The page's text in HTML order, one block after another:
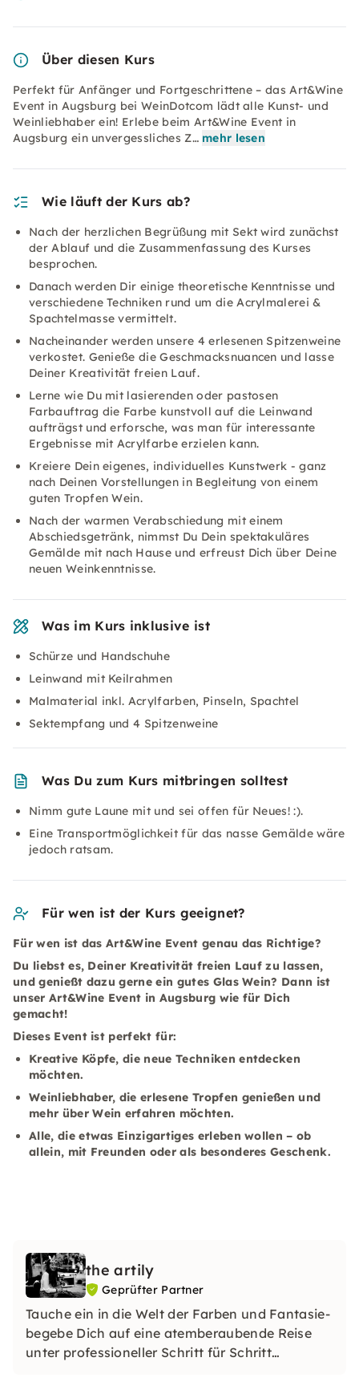
Über diesen Kurs
Perfekt für Anfänger und Fortgeschrittene – das Art&Wine
Event in Augsburg bei WeinDotcom lädt alle Kunst- und
Weinliebhaber ein! Erlebe beim Art&Wine Event in
Augsburg ein unvergessliches Z… mehr lesen
Wie läuft der Kurs ab?
Nach der herzlichen Begrüßung mit Sekt wird zunächst
der Ablauf und die Zusammenfassung des Kurses
besprochen.
Danach werden Dir einige theoretische Kenntnisse und
verschiedene Techniken rund um die Acrylmalerei &
Spachtelmasse vermittelt.
Nacheinander werden unsere 4 erlesenen Spitzenweine
verkostet. Genieße die Geschmacksnuancen und lasse
Deiner Kreativität freien Lauf.
Lerne wie Du mit lasierenden oder pastosen
Farbauftrag die Farbe kunstvoll auf die Leinwand
aufträgst und erforsche, was man für interessante
Ergebnisse mit Acrylfarbe erzielen kann.
Kreiere Dein eigenes, individuelles Kunstwerk - ganz
nach Deinen Vorstellungen in Begleitung von einem
guten Tropfen Wein.
Nach der warmen Verabschiedung mit einem
Abschiedsgetränk, nimmst Du Dein spektakuläres
Gemälde mit nach Hause und erfreust Dich über Deine
neuen Weinkenntnisse.
Was im Kurs inklusive ist
Schürze und Handschuhe
Leinwand mit Keilrahmen
Malmaterial inkl. Acrylfarben, Pinseln, Spachtel
Sektempfang und 4 Spitzenweine
Was Du zum Kurs mitbringen solltest
Nimm gute Laune mit und sei offen für Neues! :).
Eine Transportmöglichkeit für das nasse Gemälde wäre
jedoch ratsam.
Für wen ist der Kurs geeignet?
Für wen ist das Art&Wine Event genau das Richtige?
Du liebst es, Deiner Kreativität freien Lauf zu lassen,
und genießt dazu gerne ein gutes Glas Wein? Dann ist
unser Art&Wine Event in Augsburg wie für Dich
gemacht!
Dieses Event ist perfekt für:
Kreative Köpfe, die neue Techniken entdecken
möchten.
Weinliebhaber, die erlesene Tropfen genießen und
mehr über Wein erfahren möchten.
Alle, die etwas Einzigartiges erleben wollen – ob
allein, mit Freunden oder als besonderes Geschenk.
the artily
Geprüfter Partner
Tauche ein in die Welt der Farben und Fantasie-
begebe Dich auf eine atemberaubende Reise
unter professioneller Schritt für Schritt